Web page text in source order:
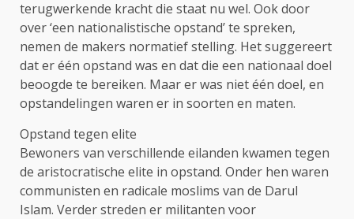
terugwerkende kracht die staat nu wel. Ook door
over ‘een nationalistische opstand’ te spreken,
nemen de makers normatief stelling. Het suggereert
dat er één opstand was en dat die een nationaal doel
beoogde te bereiken. Maar er was niet één doel, en
opstandelingen waren er in soorten en maten.
Opstand tegen elite
Bewoners van verschillende eilanden kwamen tegen
de aristocratische elite in opstand. Onder hen waren
communisten en radicale moslims van de Darul
Islam. Verder streden er militanten voor